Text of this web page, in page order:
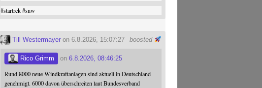
#startrek #snw
boosted
Till Westermayer on 6.8.2026, 15:07:27
Rico Grimm on6.8.2026, 08:46:25
Rund 8000 neue Windkraftanlagen sind aktuell in Deutschland
genehmigt. 6000 davon überschreiten laut Bundesverband